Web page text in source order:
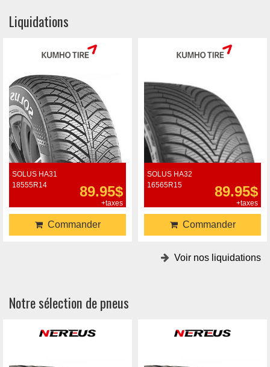
Liquidations
SOLUS HA31
18555R14
89.95$
+taxes
Commander
SOLUS HA32
16565R15
89.95$
+taxes
Commander
Voir nos liquidations
Notre sélection de pneus